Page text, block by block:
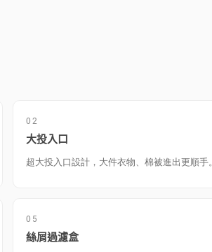
02
大投入口
超大投入口設計，大件衣物、棉被進出更順手。
05
絲屑過濾盒